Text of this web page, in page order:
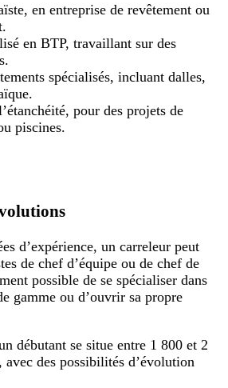
en entreprise de revêtement ou
en BTP, travaillant sur des
spécialisés, incluant dalles,
pour des projets de
piscines.
d’expérience, un carreleur peut
de chef d’équipe ou de chef de
possible de se spécialiser dans
gamme ou d’ouvrir sa propre
débutant se situe entre 1 800 et 2
des possibilités d’évolution